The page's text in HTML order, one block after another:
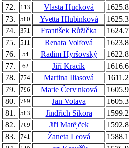
72.
113 Vlasta Hucková 1625.8
73.
580 Yvetta Hlubinková 1625.3
74.
371 František Růžička 1624.7
75.
511 Renata Volfová 1623.8
76.
54 Radim Hyršovský 1622.8
77.
62 Jiří Kracík 1616.6
78.
774 Martina Iliasová 1611.2
79.
796 Marie Červinková 1605.9
80.
799 Jan Votava 1605.3
81.
583 Jindřich Sikora 1599.2
82.
769 Jiří Matějček 1592.8
83.
741 Žaneta Leová 1588.1